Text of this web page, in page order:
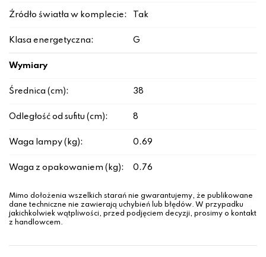
Źródło światła w komplecie: Tak
Klasa energetyczna: G
Wymiary
Średnica (cm): 38
Odległość od sufitu (cm): 8
Waga lampy (kg): 0.69
Waga z opakowaniem (kg): 0.76
Mimo dołożenia wszelkich starań nie gwarantujemy, że publikowane
dane techniczne nie zawierają uchybień lub błędów. W przypadku
jakichkolwiek wątpliwości, przed podjęciem decyzji, prosimy o kontakt
z handlowcem.